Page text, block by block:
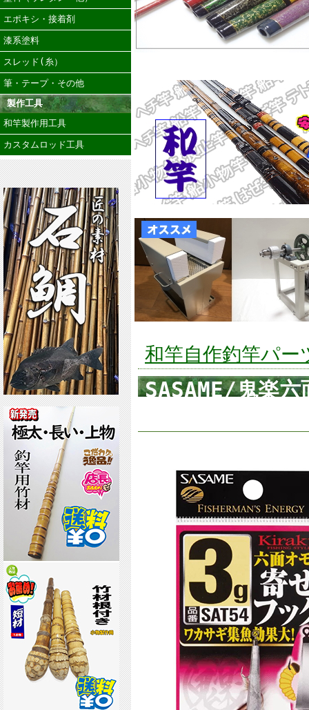
エポキシ・接着剤
漆系塗料
スレッド(糸）
筆・テープ・その他
製作工具
和竿製作用工具
カスタムロッド工具
和竿自作釣竿パー
SASAME/鬼楽